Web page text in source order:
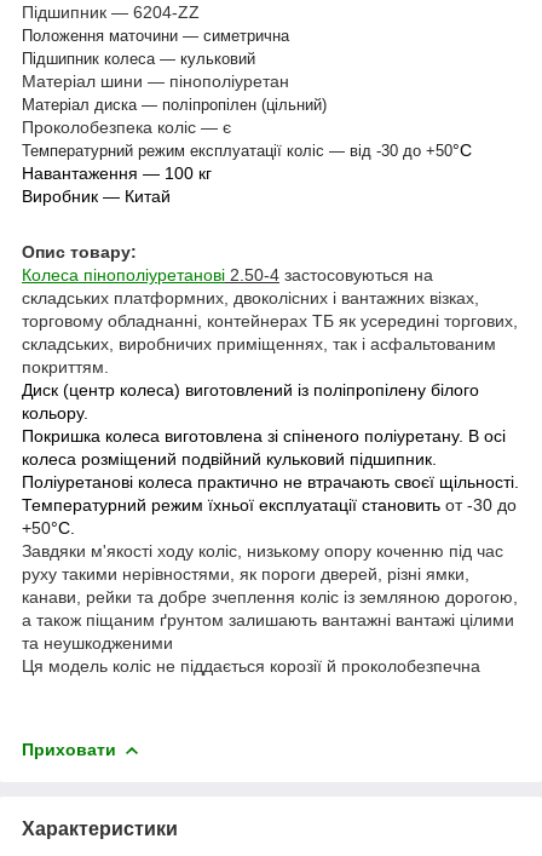
Підшипник — 6204-ZZ
Положення маточини — симетрична
Підшипник колеса — кульковий
Матеріал шини — пінополіуретан
Матеріал диска — поліпропілен (цільний)
Проколобезпека коліс — є
Температурний режим експлуатації коліс — від -30 до +50°С
Навантаження — 100 кг
Виробник — Китай
Опис товару:
Колеса пінополіуретанові 2.50-4 застосовуються на
складських платформних, двоколісних і вантажних візках,
торговому обладнанні, контейнерах ТБ як усередині торгових,
складських, виробничих приміщеннях, так і асфальтованим
покриттям.
Диск (центр колеса) виготовлений із поліпропілену білого
кольору.
Покришка колеса виготовлена зі спіненого поліуретану. В осі
колеса розміщений подвійний кульковий підшипник.
Поліуретанові колеса практично не втрачають своєї щільності.
Температурний режим їхньої експлуатації становить от -30 до
+50°С.
Завдяки м'якості ходу коліс, низькому опору коченню під час
руху такими нерівностями, як пороги дверей, різні ямки,
канави, рейки та добре зчеплення коліс із земляною дорогою,
а також піщаним ґрунтом залишають вантажні вантажі цілими
та неушкодженими
Ця модель коліс не піддається корозії й проколобезпечна
Приховати
Характеристики